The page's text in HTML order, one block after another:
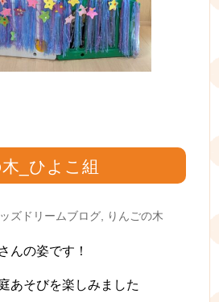
_ひよこ組
ズドリームブログ, りんごの木
んの姿です！
あそびを楽しみました